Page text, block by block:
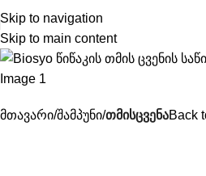
Skip to navigation
Skip to main content
მთავარი შამპუნი თმისცვენაBack